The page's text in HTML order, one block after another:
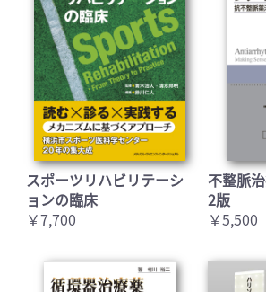
スポーツリハビリテーシ
ョンの臨床
￥7,700
不整脈
2版
￥5,500